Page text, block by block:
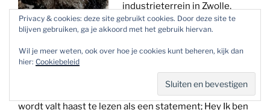
111)- Remains Of
Today 2020
industrieterrein in Zwolle,
schoolbordverf en plextol
finish op een transparante
plastic zak op een houten
Leeg is een mysterieus geel kaartje dat ik vond. Het
wordt valt haast te lezen als een statement; Hey Ik ben
Privacy & cookies: deze site gebruikt cookies. Door deze site te
blijven gebruiken, ga je akkoord met het gebruik hiervan.
Wil je meer weten, ook over hoe je cookies kunt beheren, kijk dan
hier: Cookiebeleid